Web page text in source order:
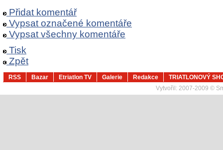
Přidat komentář
Vypsat označené komentáře
Vypsat všechny komentáře
Tisk
Zpět
RSS Bazar Etriatlon TV Galerie Redakce
TRIATLONOVÝ
Vytvořil: 2007-2009 ©